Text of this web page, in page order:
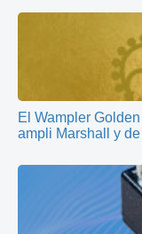
El Wampler
ampli Marshall y